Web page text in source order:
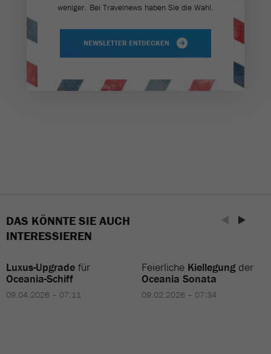
weniger. Bei Travel­news haben Sie die Wahl.
NEWSLETTER ENTDECKEN
DAS KÖNNTE SIE AUCH
INTERESSIEREN
Luxus-Upgrade für
Oceania-Schiff
09.04.2026 – 07:11
Feierliche Kiellegungder
Oceania Sonata
09.02.2026 – 07:34